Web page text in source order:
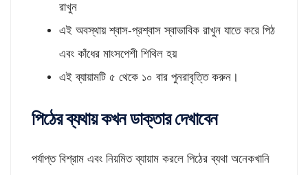
রাখুন
এই অবস্থায় শ্বাস-প্রশ্বাস স্বাভাবিক রাখুন যাতে করে পিঠ
এবং কাঁধের মাংসপেশী শিথিল হয়
এই ব্যায়ামটি ৫ থেকে ১০ বার পুনরাবৃত্তি করুন।
পিঠের ব্যথায় কখন ডাক্তার দেখাবেন
পর্যাপ্ত বিশ্রাম এবং নিয়মিত ব্যায়াম করলে পিঠের ব্যথা অনেকখানি